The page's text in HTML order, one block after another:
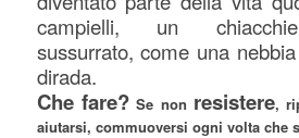
campielli, un
sussurrato, come una
dirada.
Che fare?Se non resistere,
aiutarsi, commuoversi ogni volta che